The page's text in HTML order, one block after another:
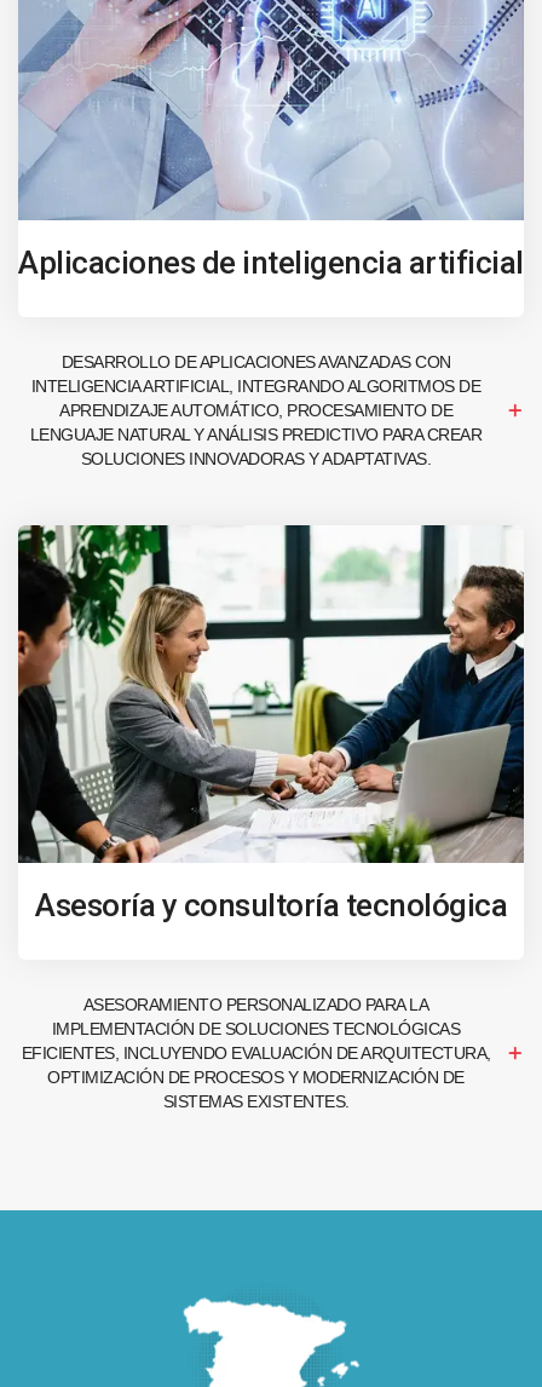
Aplicaciones de inteligencia artificial
DESARROLLO DE APLICACIONES AVANZADAS CON
INTELIGENCIA ARTIFICIAL, INTEGRANDO ALGORITMOS DE
APRENDIZAJE AUTOMÁTICO, PROCESAMIENTO DE
LENGUAJE NATURAL Y ANÁLISIS PREDICTIVO PARA CREAR
SOLUCIONES INNOVADORAS Y ADAPTATIVAS.
Asesoría y consultoría tecnológica
ASESORAMIENTO PERSONALIZADO PARA LA
IMPLEMENTACIÓN DE SOLUCIONES TECNOLÓGICAS
EFICIENTES, INCLUYENDO EVALUACIÓN DE ARQUITECTURA,
OPTIMIZACIÓN DE PROCESOS Y MODERNIZACIÓN DE
SISTEMAS EXISTENTES.